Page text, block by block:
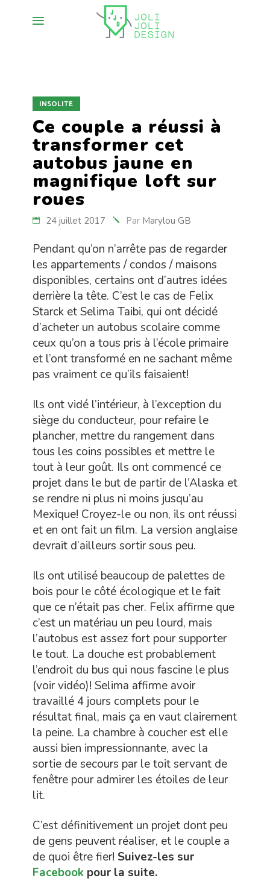
INSOLITE
Ce couple a réussi à
transformer cet
autobus jaune en
magnifique loft sur
roues
24 juillet 2017 Par Marylou GB
Pendant qu’on n’arrête pas de regarder
les appartements / condos / maisons
disponibles, certains ont d’autres idées
derrière la tête. C’est le cas de Felix
Starck et Selima Taibi, qui ont décidé
d’acheter un autobus scolaire comme
ceux qu’on a tous pris à l’école primaire
et l’ont transformé en ne sachant même
pas vraiment ce qu’ils faisaient!
Ils ont vidé l’intérieur, à l’exception du
siège du conducteur, pour refaire le
plancher, mettre du rangement dans
tous les coins possibles et mettre le
tout à leur goût. Ils ont commencé ce
projet dans le but de partir de l’Alaska et
se rendre ni plus ni moins jusqu’au
Mexique! Croyez-le ou non, ils ont réussi
et en ont fait un film. La version anglaise
devrait d’ailleurs sortir sous peu.
Ils ont utilisé beaucoup de palettes de
bois pour le côté écologique et le fait
que ce n’était pas cher. Felix affirme que
c’est un matériau un peu lourd, mais
l’autobus est assez fort pour supporter
le tout. La douche est probablement
l’endroit du bus qui nous fascine le plus
(voir vidéo)! Selima affirme avoir
travaillé 4 jours complets pour le
résultat final, mais ça en vaut clairement
la peine. La chambre à coucher est elle
aussi bien impressionnante, avec la
sortie de secours par le toit servant de
fenêtre pour admirer les étoiles de leur
lit.
C’est définitivement un projet dont peu
de gens peuvent réaliser, et le couple a
de quoi être fier! Suivez-les sur
Facebook pour la suite.